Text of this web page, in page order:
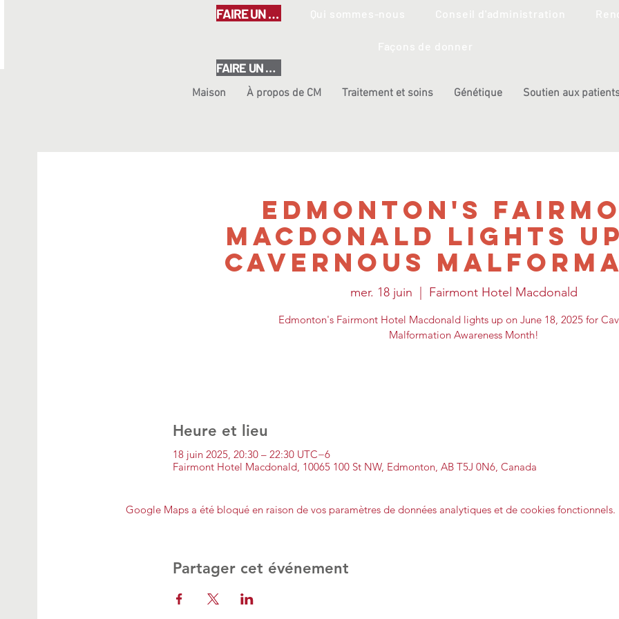
FAIRE UN DON
FAIRE UN DON
Maison À propos de CM Traitement et soins Génétique Soutien aux
Edmonton's
Macdonald Lights
Cavernous
mer. 18 juin Fairmont Hotel Macdonald
Edmonton's Fairmont Hotel Macdonald lights up on June 18, 2025 for
Malformation Awareness Month!
Heure et lieu
18 juin 2025, 20:30 – 22:30 UTC−6
Fairmont Hotel Macdonald, 10065 100 St NW, Edmonton, AB T5J 0N6, Canada
Google Maps a été bloqué en raison de vos paramètres de données analytiques et de cookies fonctionnels.
Partager cet événement